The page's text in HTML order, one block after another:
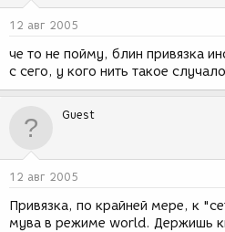
м
ы
д
и
я
12 авг 2005
че то не пойму, блин привязка
с сего, у кого нить такое
Guest
12 авг 2005
Привязка, по крайней мере, к
мува в режиме world. Держишь